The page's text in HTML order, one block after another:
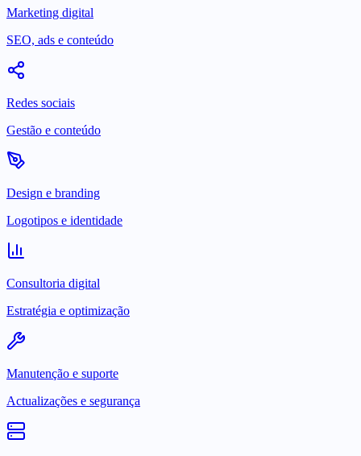
Marketing digital
SEO, ads e conteúdo
Redes sociais
Gestão e conteúdo
Design e branding
Logotipos e identidade
Consultoria digital
Estratégia e optimização
Manutenção e suporte
Actualizações e segurança